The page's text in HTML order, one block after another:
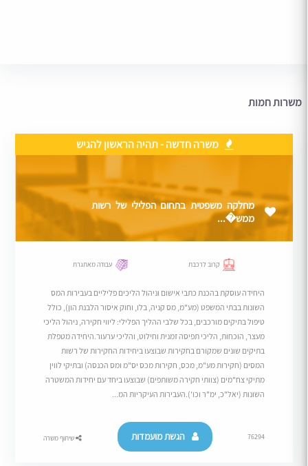
משרות חמות
משרה חדשה - תהיה הראשון להגיש
מחלקה משפטית בתחום הפלילי של רשות
ממש�...
קרוב לרכבת עבודה מאתגרת
היחידה עוסקת בהכנת כתבי אישום וניהול הליכים פליליים בעבירות המס
השונות בבתי המשפט (מע"מ, מס קניה, בלו, וחוק איסור הלבנת הון), כולל
טיפול בתיקים מורכבים, בכל שלבי ההליך הפלילי: ליווי חקירה, ניהול הליכי
מעצר, הוכחות, הליכי תפיסה זמנית וחילוט, והליכי ערעור.היחידה מטפלת
בתיקים שונים שמקורם בחקירות שבוצעו ביחידות החקירות של רשות
המסים (חקירות מע"מ, מכס, חקירות מכס יס"מ ומס הכנסה) ובתיקי לווין
מתיקי צח"מים (צוותי חקירה משותפים) שבוצעו ביחד עם יחידות המשטרה
השונות (יאל"כ, ימ"ר וכו').העבירות העיקריות המ...
76294 הגשת מועמדות שיתוף משרה